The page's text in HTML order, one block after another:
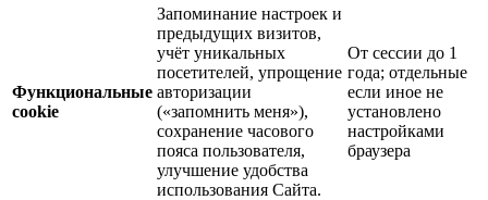
Функциональные
cookie
Запоминание настроек и
предыдущих визитов,
учёт уникальных
посетителей, упрощение
авторизации
(«запомнить меня»),
сохранение часового
пояса пользователя,
улучшение удобства
использования Сайта.
От сессии до 1
года; отдельные
если иное не
установлено
настройками
браузера